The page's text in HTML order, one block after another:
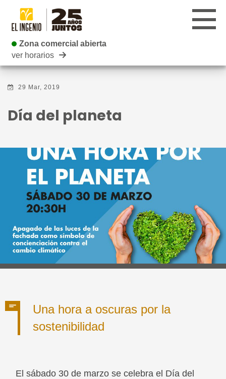
Zona comercial abierta
RESTAURANTES
CARTELERA
EVENTOS
BLOG
Zona comercial abierta
ver horarios
29 Mar, 2019
Día del planeta
Una hora a oscuras por la
sostenibilidad
El sábado 30 de marzo se celebra el Día del